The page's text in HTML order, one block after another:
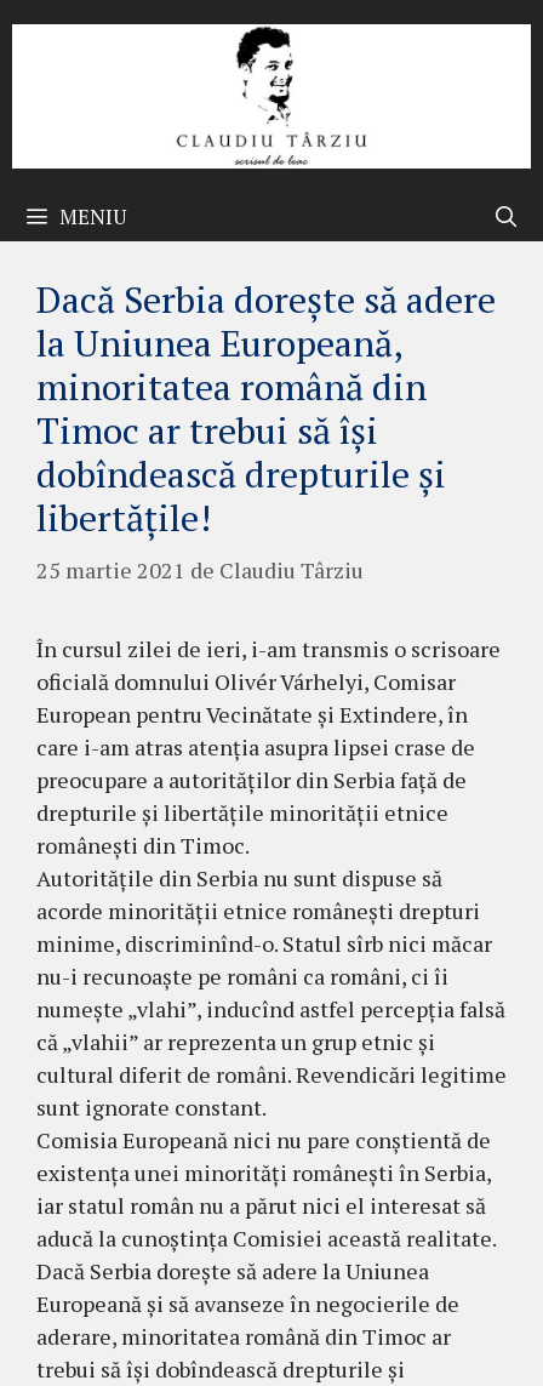
MENIU
Dacă Serbia dorește să adere
la Uniunea Europeană,
minoritatea română din
Timoc ar trebui să își
dobîndească drepturile și
libertățile!
25 martie 2021 de Claudiu Târziu
În cursul zilei de ieri, i-am transmis o scrisoare
oficială domnului Olivér Várhelyi, Comisar
European pentru Vecinătate și Extindere, în
care i-am atras atenția asupra lipsei crase de
preocupare a autorităților din Serbia față de
drepturile și libertățile minorității etnice
românești din Timoc.
Autoritățile din Serbia nu sunt dispuse să
acorde minorității etnice românești drepturi
minime, discriminînd-o. Statul sîrb nici măcar
nu-i recunoaște pe români ca români, ci îi
numește „vlahi”, inducînd astfel percepția falsă
că „vlahii” ar reprezenta un grup etnic și
cultural diferit de români. Revendicări legitime
sunt ignorate constant.
Comisia Europeană nici nu pare conștientă de
existența unei minorități românești în Serbia,
iar statul român nu a părut nici el interesat să
aducă la cunoștința Comisiei această realitate.
Dacă Serbia dorește să adere la Uniunea
Europeană și să avanseze în negocierile de
aderare, minoritatea română din Timoc ar
trebui să își dobîndească drepturile și